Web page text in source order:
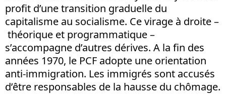
profit d’une transition graduelle du
capitalisme au socialisme. Ce virage à droite –
théorique et programmatique –
s’accompagne d’autres dérives. A la fin des
années 1970, le PCF adopte une orientation
anti-immigration. Les immigrés sont accusés
d’être responsables de la hausse du chômage.